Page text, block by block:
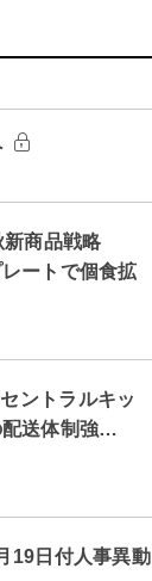
商品戦略
ートで個食拡
ントラルキッ
送体制強…
19日付人事異動